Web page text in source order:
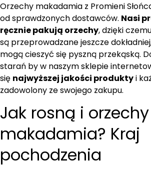
Orzechy makadamia z Promieni
od sprawdzonych dostawców. Nasi
ręcznie pakują orzechy, dzięki
są przeprowadzane jeszcze
mogą cieszyć się pyszną przekąską.
starań by w naszym sklepie
się najwyższej jakości produktyi
zadowolony ze swojego zakupu.
Jak rosną i orzechy
makadamia? Kraj
pochodzenia